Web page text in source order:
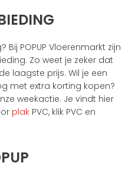
POPUP Vloerenmarkt zijn
Zo weet je zeker dat
laagste prijs. Wil je een
met extra korting kopen?
weekactie. Je vindt hier
plak PVC, klik PVC en